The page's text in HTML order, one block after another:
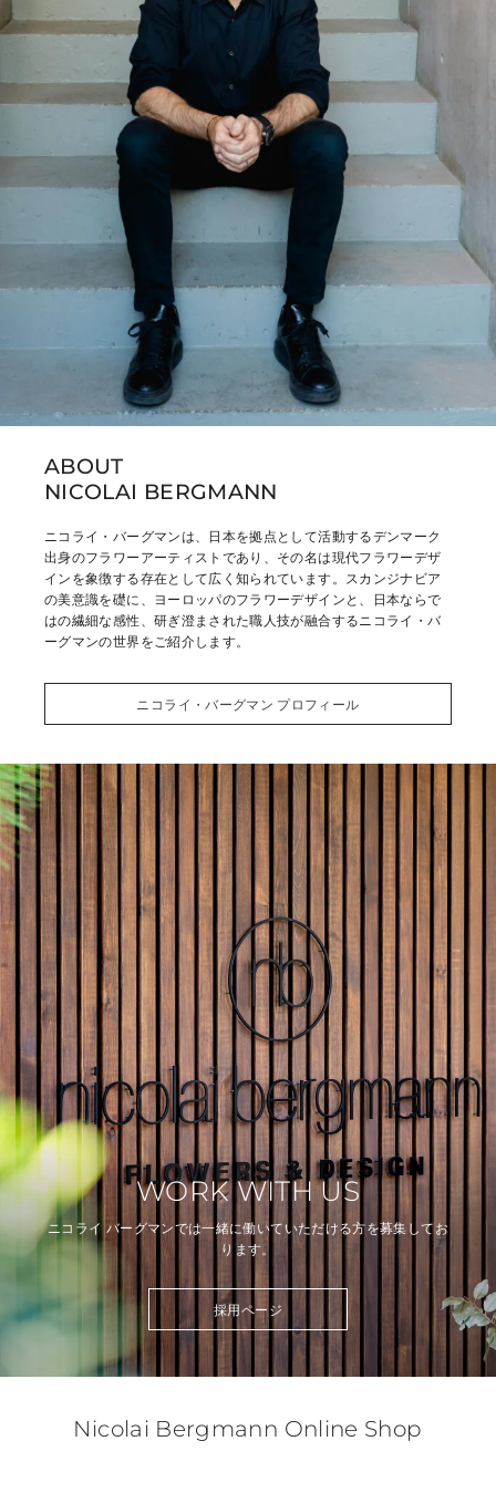
ABOUT
NICOLAI BERGMANN
ニコライ・バーグマンは、日本を拠点として活動するデンマーク
出身のフラワーアーティストであり、その名は現代フラワーデザ
インを象徴する存在として広く知られています。 スカンジナビア
の美意識を礎に、ヨーロッパのフラワーデザインと、日本ならで
はの繊細な感性、研ぎ澄まされた職人技が融合するニコライ・バ
ーグマンの世界をご紹介します。
ニコライ・バーグマン プロフィール
WORK WITH US
ニコライ バーグマンでは一緒に働いていただける方を募集してお
ります。
採用ページ
Nicolai Bergmann Online Shop